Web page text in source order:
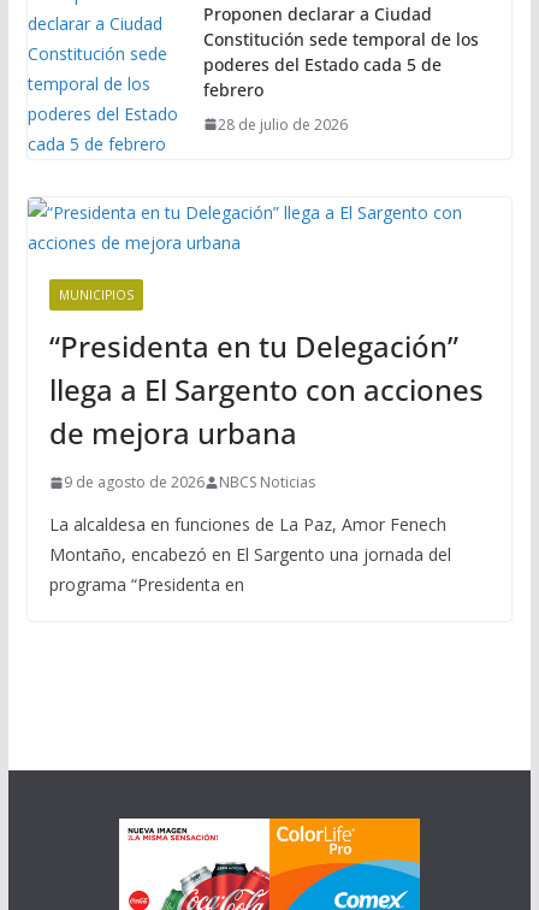
Proponen declarar a Ciudad
Constitución sede temporal de los
poderes del Estado cada 5 de
febrero
28 de julio de 2026
MUNICIPIOS
“Presidenta en tu Delegación”
llega a El Sargento con acciones
de mejora urbana
9 de agosto de 2026 NBCS Noticias
La alcaldesa en funciones de La Paz, Amor Fenech
Montaño, encabezó en El Sargento una jornada del
programa “Presidenta en